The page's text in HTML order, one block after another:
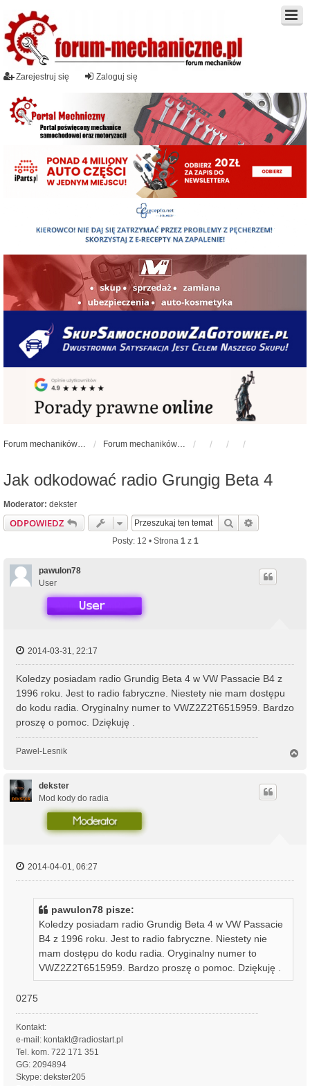
Zaloguj się
Zarejestruj się
Forum mechaników samochodowych - forum-mechaniczne.pl Forum mechaników samochodowych
Jak odkodować radio Grungig Beta 4
Moderator: dekster
ODPOWIEDZ Szukaj
Posty: 12 • Strona 1z 1
pawulon78
User
2014-03-31, 22:17
Koledzy posiadam radio Grundig Beta 4 w VW Passacie B4 z
1996 roku. Jest to radio fabryczne. Niestety nie mam dostępu
do kodu radia. Oryginalny numer to VWZ2Z2T6515959. Bardzo
proszę o pomoc. Dziękuję .
Pawel-Lesnik
dekster
Mod kody do radia
2014-04-01, 06:27
pawulon78 pisze:
Koledzy posiadam radio Grundig Beta 4 w VW Passacie
B4 z 1996 roku. Jest to radio fabryczne. Niestety nie
mam dostępu do kodu radia. Oryginalny numer to
VWZ2Z2T6515959. Bardzo proszę o pomoc. Dziękuję .
0275
Kontakt:
e-mail: kontakt@radiostart.pl
Tel. kom. 722 171 351
GG: 2094894
Skype: dekster205